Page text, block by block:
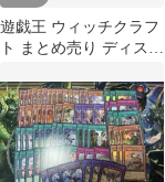
遊戯王 ウィッチクラフ
ト まとめ売り ディスト
トレア